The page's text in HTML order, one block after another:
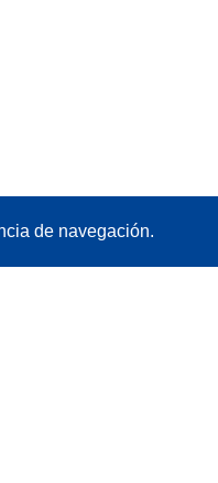
de navegación.